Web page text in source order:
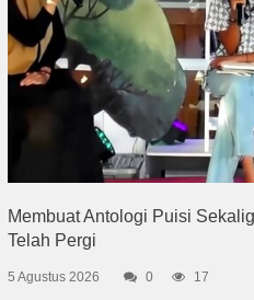
Membuat Antologi Puisi
Telah Pergi
5 Agustus 2026 0 17